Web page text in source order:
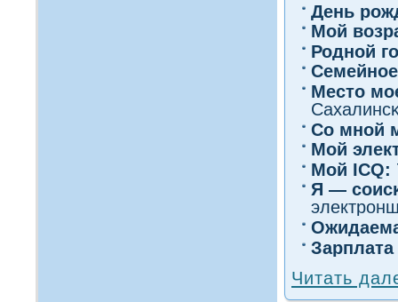
День
Мοй
Роднοй
Место
Со мнοй
Мой
Мοй ICQ:
Я —
Читать